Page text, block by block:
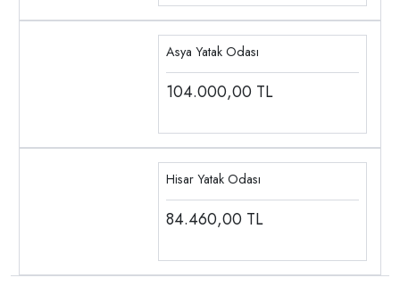
Asya Yatak Odası
104.000,00 TL
Hisar Yatak Odası
84.460,00 TL